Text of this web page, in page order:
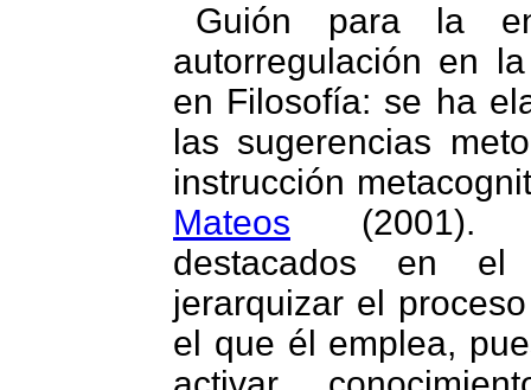
Guión para la
autorregulación en
en Filosofía: se ha
las sugerencias
instrucción
Mateos (2001).
destacados en
jerarquizar el
el que él emplea,